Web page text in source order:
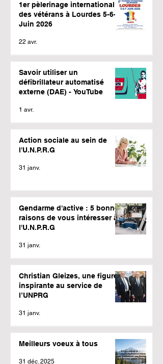
1er pèlerinage international
des vétérans à Lourdes 5-6-7
Juin 2026
22 avr.
Savoir utiliser un
défibrillateur automatisé
externe (DAE) - YouTube
1 avr.
Action sociale au sein de
l'U.N.P.R.G
31 janv.
Gendarme d'active : 5 bonnes
raisons de vous intéresser à
l'U.N.P.R.G
31 janv.
Christian Gleizes, une figure
inspirante au service de
l’UNPRG
31 janv.
Meilleurs voeux à tous
31 déc. 2025